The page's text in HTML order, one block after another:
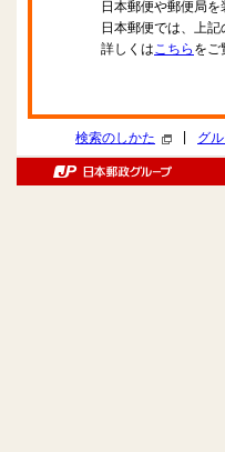
日本郵便や郵便局
日本郵便では、上
詳しくはこちら をご
検索のしかた グ